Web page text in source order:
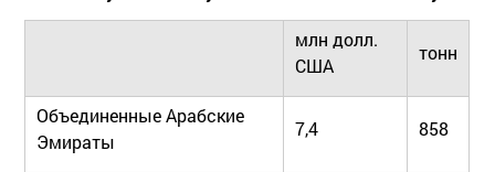
млн долл.
США
тонн
Объединенные Арабские
Эмираты
7,4 858